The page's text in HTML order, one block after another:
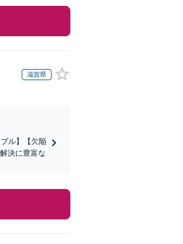
滋賀県
ル】【欠陥
決に豊富な